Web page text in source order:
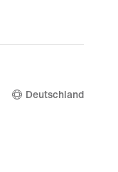
99,99 €
Deutschland